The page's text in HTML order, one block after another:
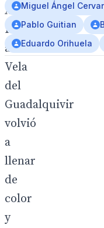
Ascenso
Internacional
a
Vela
del
Guadalquivir
volvió
a
llenar
de
color
y
Miguel Ángel
Pablo Guitian
Eduardo Orihuela